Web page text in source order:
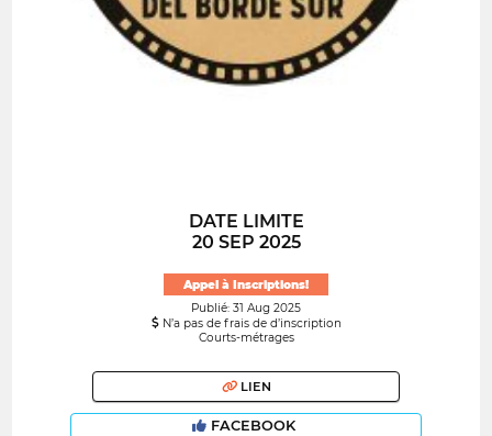
DATE LIMITE
20 SEP 2025
Appel à Inscriptions!
Publié: 31 Aug 2025
N’a pas de frais de d’inscription
Courts-métrages
LIEN
FACEBOOK